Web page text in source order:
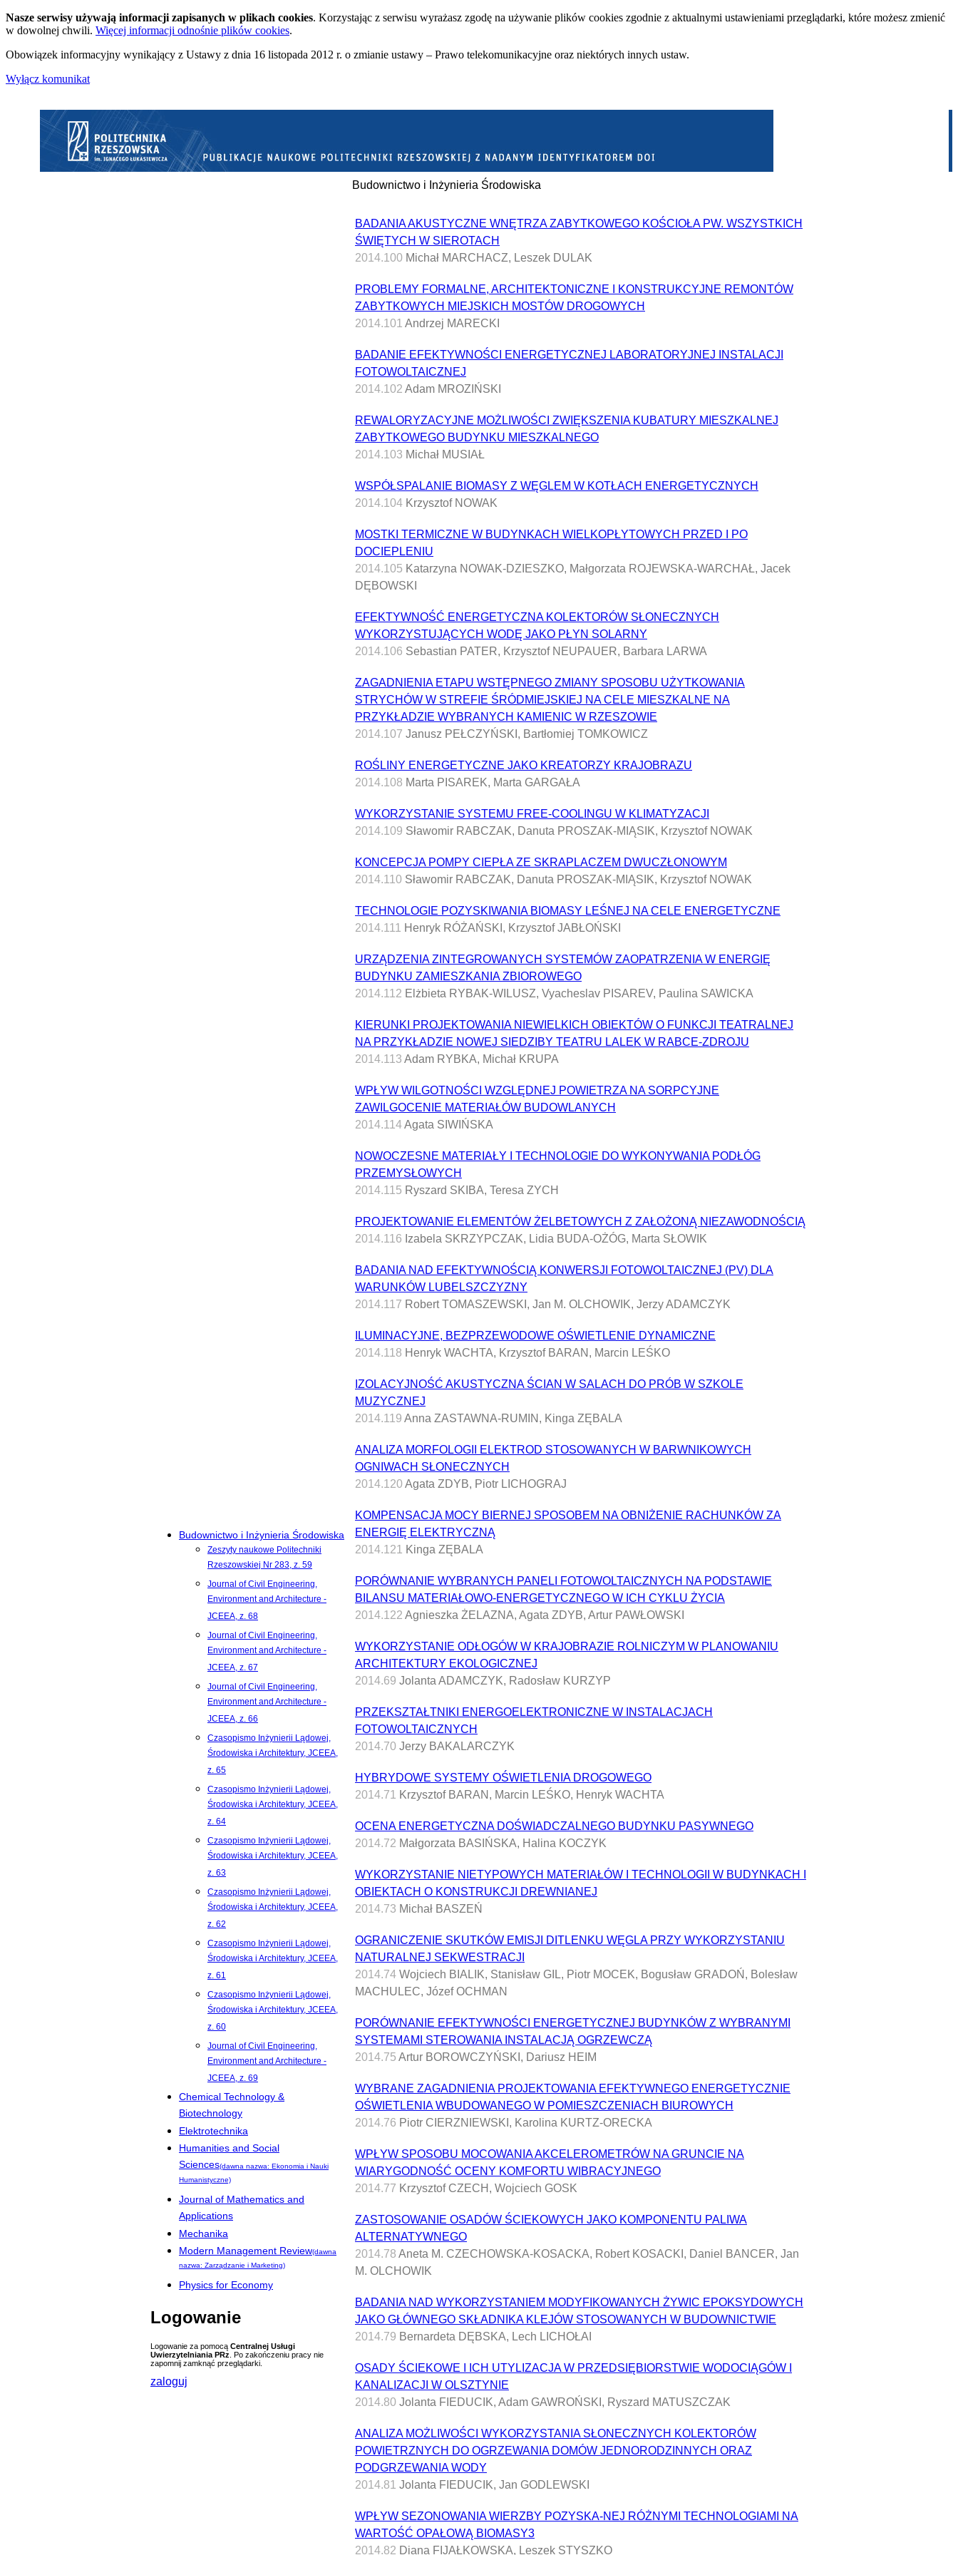
Nasze serwisy używają informacji zapisanych w plikach cookies. Korzystając z serwisu wyrażasz zgodę na używanie plików cookies zgodnie z aktualnymi ustawieniami przeglądarki, które możesz zmienić
w dowolnej chwili. Więcej informacji odnośnie plików cookies.
Obowiązek informacyjny wynikający z Ustawy z dnia 16 listopada 2012 r. o zmianie ustawy – Prawo telekomunikacyjne oraz niektórych innych ustaw.
Wyłącz komunikat
Budownictwo i Inżynieria Środowiska
Zeszyty naukowe Politechniki
Rzeszowskiej Nr 283, z. 59
Journal of Civil Engineering,
Environment and Architecture -
JCEEA, z. 68
Journal of Civil Engineering,
Environment and Architecture -
JCEEA, z. 67
Journal of Civil Engineering,
Environment and Architecture -
JCEEA, z. 66
Czasopismo Inżynierii Lądowej,
Środowiska i Architektury, JCEEA,
z. 65
Czasopismo Inżynierii Lądowej,
Środowiska i Architektury, JCEEA,
z. 64
Czasopismo Inżynierii Lądowej,
Środowiska i Architektury, JCEEA,
z. 63
Czasopismo Inżynierii Lądowej,
Środowiska i Architektury, JCEEA,
z. 62
Czasopismo Inżynierii Lądowej,
Środowiska i Architektury, JCEEA,
z. 61
Czasopismo Inżynierii Lądowej,
Środowiska i Architektury, JCEEA,
z. 60
Journal of Civil Engineering,
Environment and Architecture -
JCEEA, z. 69
Chemical Technology &
Biotechnology
Elektrotechnika
Humanities and Social
Sciences(dawna nazwa: Ekonomia i Nauki
Humanistyczne)
Journal of Mathematics and
Applications
Mechanika
Modern Management Review(dawna
nazwa: Zarządzanie i Marketing)
Physics for Economy
Logowanie
Logowanie za pomocą Centralnej Usługi
Uwierzytelniania PRz . Po zakończeniu pracy nie
zapomnij zamknąć przeglądarki.
zaloguj
Budownictwo i Inżynieria Środowiska
BADANIA AKUSTYCZNE WNĘTRZA ZABYTKOWEGO KOŚCIOŁA PW. WSZYSTKICH
ŚWIĘTYCH W SIEROTACH
2014.100 Michał MARCHACZ, Leszek DULAK
PROBLEMY FORMALNE, ARCHITEKTONICZNE I KONSTRUKCYJNE REMONTÓW
ZABYTKOWYCH MIEJSKICH MOSTÓW DROGOWYCH
2014.101 Andrzej MARECKI
BADANIE EFEKTYWNOŚCI ENERGETYCZNEJ LABORATORYJNEJ INSTALACJI
FOTOWOLTAICZNEJ
2014.102 Adam MROZIŃSKI
REWALORYZACYJNE MOŻLIWOŚCI ZWIĘKSZENIA KUBATURY MIESZKALNEJ
ZABYTKOWEGO BUDYNKU MIESZKALNEGO
2014.103 Michał MUSIAŁ
WSPÓŁSPALANIE BIOMASY Z WĘGLEM W KOTŁACH ENERGETYCZNYCH
2014.104 Krzysztof NOWAK
MOSTKI TERMICZNE W BUDYNKACH WIELKOPŁYTOWYCH PRZED I PO
DOCIEPLENIU
2014.105 Katarzyna NOWAK-DZIESZKO, Małgorzata ROJEWSKA-WARCHAŁ, Jacek
DĘBOWSKI
EFEKTYWNOŚĆ ENERGETYCZNA KOLEKTORÓW SŁONECZNYCH
WYKORZYSTUJĄCYCH WODĘ JAKO PŁYN SOLARNY
2014.106 Sebastian PATER, Krzysztof NEUPAUER, Barbara LARWA
ZAGADNIENIA ETAPU WSTĘPNEGO ZMIANY SPOSOBU UŻYTKOWANIA
STRYCHÓW W STREFIE ŚRÓDMIEJSKIEJ NA CELE MIESZKALNE NA
PRZYKŁADZIE WYBRANYCH KAMIENIC W RZESZOWIE
2014.107 Janusz PEŁCZYŃSKI, Bartłomiej TOMKOWICZ
ROŚLINY ENERGETYCZNE JAKO KREATORZY KRAJOBRAZU
2014.108 Marta PISAREK, Marta GARGAŁA
WYKORZYSTANIE SYSTEMU FREE-COOLINGU W KLIMATYZACJI
2014.109 Sławomir RABCZAK, Danuta PROSZAK-MIĄSIK, Krzysztof NOWAK
KONCEPCJA POMPY CIEPŁA ZE SKRAPLACZEM DWUCZŁONOWYM
2014.110 Sławomir RABCZAK, Danuta PROSZAK-MIĄSIK, Krzysztof NOWAK
TECHNOLOGIE POZYSKIWANIA BIOMASY LEŚNEJ NA CELE ENERGETYCZNE
2014.111
Henryk RÓŻAŃSKI, Krzysztof JABŁOŃSKI
URZĄDZENIA ZINTEGROWANYCH SYSTEMÓW ZAOPATRZENIA W ENERGIĘ
BUDYNKU ZAMIESZKANIA ZBIOROWEGO
2014.112 Elżbieta RYBAK-WILUSZ, Vyacheslav PISAREV, Paulina SAWICKA
KIERUNKI PROJEKTOWANIA NIEWIELKICH OBIEKTÓW O FUNKCJI TEATRALNEJ
NA PRZYKŁADZIE NOWEJ SIEDZIBY TEATRU LALEK W RABCE-ZDROJU
2014.113 Adam RYBKA, Michał KRUPA
WPŁYW WILGOTNOŚCI WZGLĘDNEJ POWIETRZA NA SORPCYJNE
ZAWILGOCENIE MATERIAŁÓW BUDOWLANYCH
2014.114Agata SIWIŃSKA
NOWOCZESNE MATERIAŁY I TECHNOLOGIE DO WYKONYWANIA PODŁÓG
PRZEMYSŁOWYCH
2014.115 Ryszard SKIBA, Teresa ZYCH
PROJEKTOWANIE ELEMENTÓW ŻELBETOWYCH Z ZAŁOŻONĄ NIEZAWODNOŚCIĄ
2014.116 Izabela SKRZYPCZAK, Lidia BUDA-OŻÓG, Marta SŁOWIK
BADANIA NAD EFEKTYWNOŚCIĄ KONWERSJI FOTOWOLTAICZNEJ (PV) DLA
WARUNKÓW LUBELSZCZYZNY
2014.117 Robert TOMASZEWSKI, Jan M. OLCHOWIK, Jerzy ADAMCZYK
ILUMINACYJNE, BEZPRZEWODOWE OŚWIETLENIE DYNAMICZNE
2014.118 Henryk WACHTA, Krzysztof BARAN, Marcin LEŚKO
IZOLACYJNOŚĆ AKUSTYCZNA ŚCIAN W SALACH DO PRÓB W SZKOLE
MUZYCZNEJ
2014.119 Anna ZASTAWNA-RUMIN, Kinga ZĘBALA
ANALIZA MORFOLOGII ELEKTROD STOSOWANYCH W BARWNIKOWYCH
OGNIWACH SŁONECZNYCH
2014.120 Agata ZDYB, Piotr LICHOGRAJ
KOMPENSACJA MOCY BIERNEJ SPOSOBEM NA OBNIŻENIE RACHUNKÓW ZA
ENERGIĘ ELEKTRYCZNĄ
2014.121
Kinga ZĘBALA
PORÓWNANIE WYBRANYCH PANELI FOTOWOLTAICZNYCH NA PODSTAWIE
BILANSU MATERIAŁOWO-ENERGETYCZNEGO W ICH CYKLU ŻYCIA
2014.122 Agnieszka ŻELAZNA, Agata ZDYB, Artur PAWŁOWSKI
WYKORZYSTANIE ODŁOGÓW W KRAJOBRAZIE ROLNICZYM W PLANOWANIU
ARCHITEKTURY EKOLOGICZNEJ
2014.69 Jolanta ADAMCZYK, Radosław KURZYP
PRZEKSZTAŁTNIKI ENERGOELEKTRONICZNE W INSTALACJACH
FOTOWOLTAICZNYCH
2014.70 Jerzy BAKALARCZYK
HYBRYDOWE SYSTEMY OŚWIETLENIA DROGOWEGO
2014.71
Krzysztof BARAN, Marcin LEŚKO, Henryk WACHTA
OCENA ENERGETYCZNA DOŚWIADCZALNEGO BUDYNKU PASYWNEGO
2014.72 Małgorzata BASIŃSKA, Halina KOCZYK
WYKORZYSTANIE NIETYPOWYCH MATERIAŁÓW I TECHNOLOGII W BUDYNKACH I
OBIEKTACH O KONSTRUKCJI DREWNIANEJ
2014.73 Michał BASZEŃ
OGRANICZENIE SKUTKÓW EMISJI DITLENKU WĘGLA PRZY WYKORZYSTANIU
NATURALNEJ SEKWESTRACJI
2014.74 Wojciech BIALIK, Stanisław GIL, Piotr MOCEK, Bogusław GRADOŃ, Bolesław
MACHULEC, Józef OCHMAN
PORÓWNANIE EFEKTYWNOŚCI ENERGETYCZNEJ BUDYNKÓW Z WYBRANYMI
SYSTEMAMI STEROWANIA INSTALACJĄ OGRZEWCZĄ
2014.75 Artur BOROWCZYŃSKI, Dariusz HEIM
WYBRANE ZAGADNIENIA PROJEKTOWANIA EFEKTYWNEGO ENERGETYCZNIE
OŚWIETLENIA WBUDOWANEGO W POMIESZCZENIACH BIUROWYCH
2014.76 Piotr CIERZNIEWSKI, Karolina KURTZ-ORECKA
WPŁYW SPOSOBU MOCOWANIA AKCELEROMETRÓW NA GRUNCIE NA
WIARYGODNOŚĆ OCENY KOMFORTU WIBRACYJNEGO
2014.77 Krzysztof CZECH, Wojciech GOSK
ZASTOSOWANIE OSADÓW ŚCIEKOWYCH JAKO KOMPONENTU PALIWA
ALTERNATYWNEGO
2014.78 Aneta M. CZECHOWSKA-KOSACKA, Robert KOSACKI, Daniel BANCER, Jan
M. OLCHOWIK
BADANIA NAD WYKORZYSTANIEM MODYFIKOWANYCH ŻYWIC EPOKSYDOWYCH
JAKO GŁÓWNEGO SKŁADNIKA KLEJÓW STOSOWANYCH W BUDOWNICTWIE
2014.79 Bernardeta DĘBSKA, Lech LICHOŁAI
OSADY ŚCIEKOWE I ICH UTYLIZACJA W PRZEDSIĘBIORSTWIE WODOCIĄGÓW I
KANALIZACJI W OLSZTYNIE
2014.80 Jolanta FIEDUCIK, Adam GAWROŃSKI, Ryszard MATUSZCZAK
ANALIZA MOŻLIWOŚCI WYKORZYSTANIA SŁONECZNYCH KOLEKTORÓW
POWIETRZNYCH DO OGRZEWANIA DOMÓW JEDNORODZINNYCH ORAZ
PODGRZEWANIA WODY
2014.81 Jolanta FIEDUCIK, Jan GODLEWSKI
WPŁYW SEZONOWANIA WIERZBY POZYSKA-NEJ RÓŻNYMI TECHNOLOGIAMI NA
WARTOŚĆ OPAŁOWĄ BIOMASY3
2014.82 Diana FIJAŁKOWSKA, Leszek STYSZKO